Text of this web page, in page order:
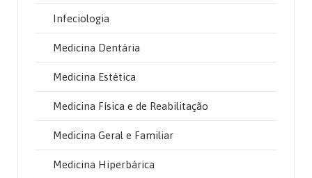
Infeciologia
Medicina Dentária
Medicina Estética
Medicina Física e de Reabilitação
Medicina Geral e Familiar
Medicina Hiperbárica